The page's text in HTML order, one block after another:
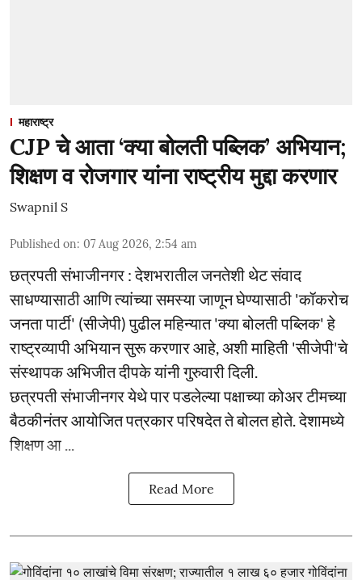
महाराष्ट्र
CJP चे आता ‘क्या बोलती पब्लिक’ अभियान;
शिक्षण व रोजगार यांना राष्ट्रीय मुद्दा करणार
Swapnil S
Published on: 07 Aug 2026, 2:54 am
छत्रपती संभाजीनगर : देशभरातील जनतेशी थेट संवाद
साधण्यासाठी आणि त्यांच्या समस्या जाणून घेण्यासाठी 'कॉकरोच
जनता पार्टी' (सीजेपी) पुढील महिन्यात 'क्या बोलती पब्लिक' हे
राष्ट्रव्यापी अभियान सुरू करणार आहे, अशी माहिती 'सीजेपी'चे
संस्थापक अभिजीत दीपके यांनी गुरुवारी दिली.
छत्रपती संभाजीनगर येथे पार पडलेल्या पक्षाच्या कोअर टीमच्या
बैठकीनंतर आयोजित पत्रकार परिषदेत ते बोलत होते. देशामध्ये
शिक्षण आ ...
Read More